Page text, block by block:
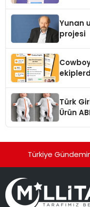
Yunan
projesi
Türk
Ürün
Türkiye